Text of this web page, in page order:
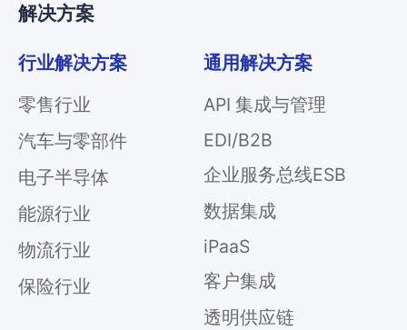
解决方案
行业解决方案
零售行业
汽车与零部件
电子半导体
能源行业
物流行业
保险行业
通用解决方案
API 集成与管理
EDI/B2B
企业服务总线ESB
数据集成
iPaaS
客户集成
透明供应链